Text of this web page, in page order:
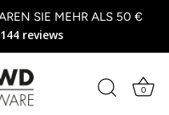
SIE MEHR ALS 50 €
144 reviews
0